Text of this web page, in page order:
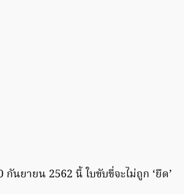
นยายน 2562 นี้ ใบขับขี่จะไม่ถูก ‘ยึด’